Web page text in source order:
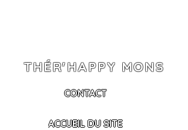
THÉR'HAPPY MONS
ACCUEIL DU SITE
CONTACT